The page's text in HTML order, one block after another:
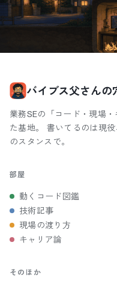
バイブス父さんの
業務SEの「コード・現場
た基地。 書いてるのは現
のスタンスで。
部屋
動くコード図鑑
技術記事
現場の渡り方
キャリア論
そのほか